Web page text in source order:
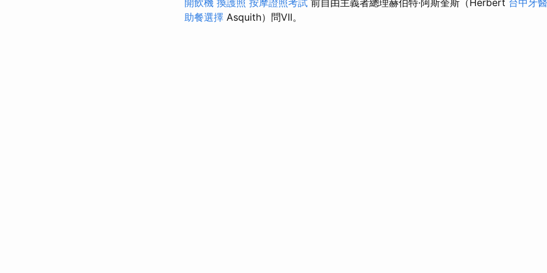
助餐選擇 Asquith）問VII。